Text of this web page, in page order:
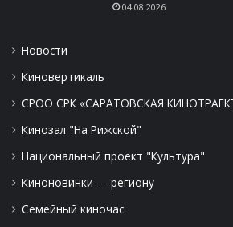
04.08.2026
Новости
Киновертикаль
СРОО СРК «САРАТОВСКАЯ
Кинозал "На Рижской"
Национальный проект "Культура"
Киноновинки — региону
Семейный киночас